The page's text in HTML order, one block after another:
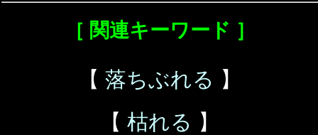
［ 関連キーワード ］
【 落ちぶれる 】
【 枯れる 】